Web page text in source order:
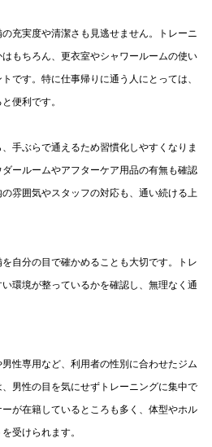
充実度や清潔さも見逃せません。トレーニ
もちろん、更衣室やシャワールームの使い
です。特に仕事帰りに通う人にとっては、
便利です。
手ぶらで通えるため習慣化しやすくなりま
ールームやアフターケア用品の有無も確認
雰囲気やスタッフの対応も、通い続ける上
自分の目で確かめることも大切です。トレ
環境が整っているかを確認し、無理なく通
性専用など、利用者の性別に合わせたジム
男性の目を気にせずトレーニングに集中で
が在籍しているところも多く、体型やホル
受けられます。